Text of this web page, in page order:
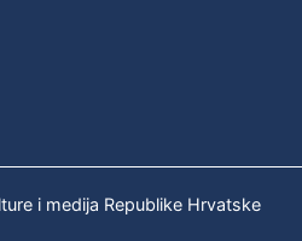
i medija Republike Hrvatske